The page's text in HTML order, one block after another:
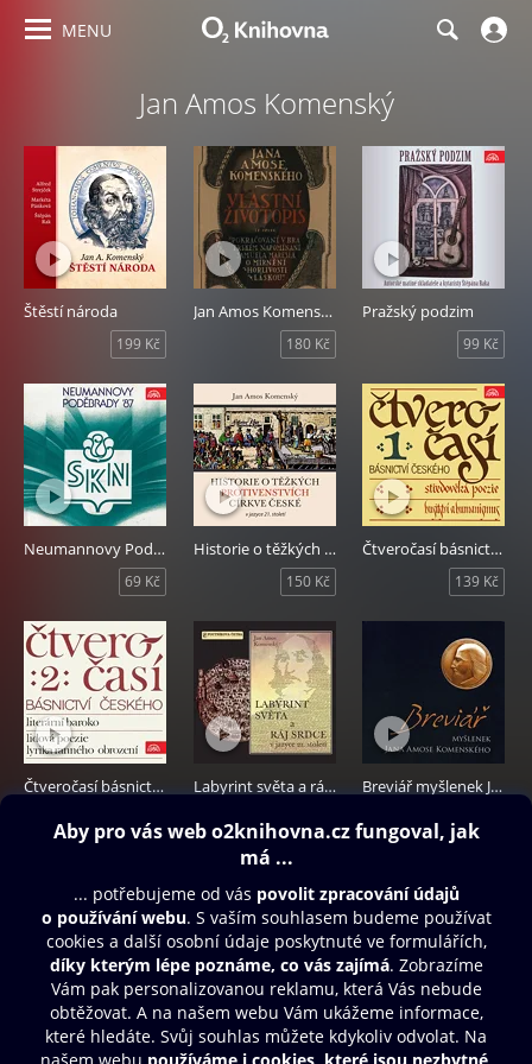
MENU
Jan Amos Komenský
Štěstí národa
199 Kč
Jan Amos Komenský: Vlastní životopis
180 Kč
Pražský podzim
99 Kč
Neumannovy Poděbrady 1987
69 Kč
Historie o těžkých protivenstvích církve české - v jazyce 21. století
150 Kč
Čtveročasí básnictví českého 1
139 Kč
Čtveročasí básnictví českého 2
189 Kč
Labyrint světa a ráj srdce v jazyce 21. století Breviář myšlenek Jana Amose Komenského
129 Kč
Obsah ke stažení
Moje O2 Knihovna
Další zábava